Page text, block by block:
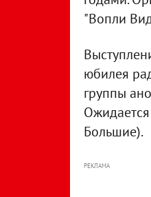
"Вопли
юбилея
группы
Большие).
РЕКЛАМА